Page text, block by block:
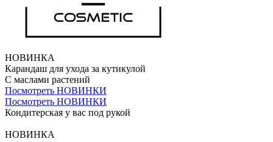
НОВИНКА
Карандаш для ухода за кутикулой
С маслами растений
Посмотреть НОВИНКИ
Посмотреть НОВИНКИ
Кондитерская у вас под рукой
НОВИНКА